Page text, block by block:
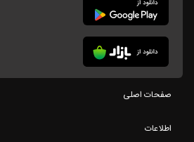
صفحات اصلی
اطلاعات